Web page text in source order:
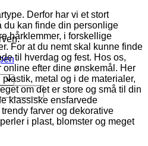
Derfor har vi et stort
du kan finde din personlige
hårklemmer, i forskellige
For at du nemt skal kunne finde
til hverdag og fest. Hos os,
online efter dine ønskemål. Her
metal og i de materialer,
om det er store og små til din
klassiske ensfarvede
farver og dekorative
i plast, blomster og meget